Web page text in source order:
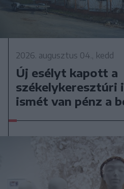
2026. augusztus 04., kedd
Új esélyt kapott a
székelykeresztúri
ismét van pénz a